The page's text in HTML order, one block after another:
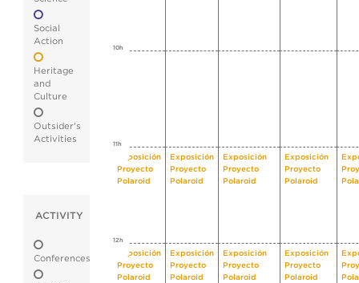
Social
Action
Heritage
and
Culture
Outsider's
Activities
ACTIVITY
Conferences
10h
11h
Exposición
Proyecto
Polaroid
Exposición
Proyecto
Polaroid
Exposición
Proyecto
Polaroid
Exposición
Proyecto
Polaroid
12h
Exposición
Proyecto
Polaroid
Exposición
Proyecto
Polaroid
Exposición
Proyecto
Polaroid
Exposición
Proyecto
Polaroid